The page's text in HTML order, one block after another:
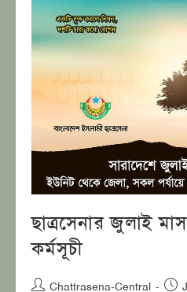
ছাত্রসেনার জুলাই
কর্মসূচী
PostChattrasena-Central Post